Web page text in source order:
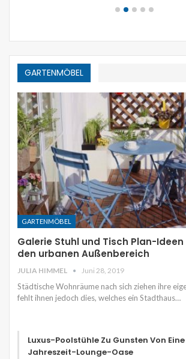
GARTENMÖBEL
GARTENMÖBEL
Galerie Stuhl und Tisch Plan-Ideen
den urbanen Außenbereich
JULIA HIMMEL Juni 28, 2019
Städtische Wohnräume nach sich ziehen ihre
fehlt ihnen jedoch dies, welches ein Stadthaus…
Luxus-Poolstühle Zu Gunsten Von
Jahreszeit-Lounge-Oase